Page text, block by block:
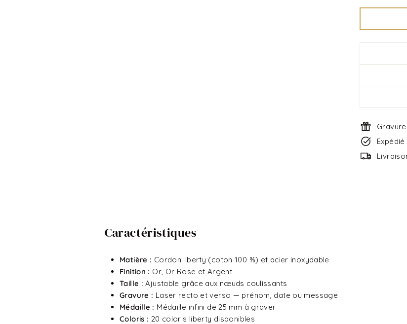
Caractéristiques
Matière : Cordon liberty (coton 100 %) et acier inoxydable
Finition : Or, Or Rose et Argent
Taille : Ajustable grâce aux nœuds coulissants
Gravure : Laser recto et verso — prénom, date ou message
Médaille : Médaille infini de 25 mm à graver
Coloris : 20 coloris liberty disponibles